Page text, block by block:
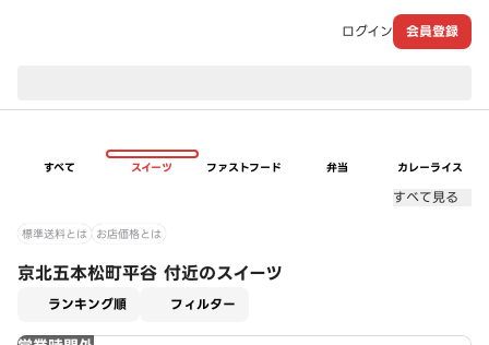
ログイン 会員登録
すべて スイーツ ファストフード 弁当 カレーライス
すべて見る
標準送料とは お店価格とは
京北五本松町平谷 付近のスイーツ
ランキング順 フィルター